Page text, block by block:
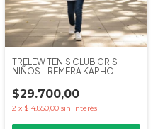
TRELEW TENIS CLUB GRIS
NIÑOS - REMERA KAPHO
$29.700,00
2 x $14.850,00 sin interés